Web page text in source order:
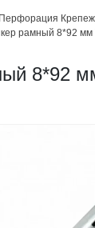
Перфорация Крепеж
рамный 8*92 мм
8*92